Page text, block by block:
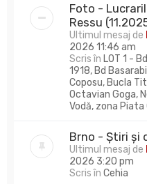
Foto -
Ressu
Ultimul mesaj de
2026 11:46 am
Scris în LOT 1 -
1918, Bd
Coposu, Bucla
Octavian Goga,
Vodă, zona Piata
Brno - Știri și
Ultimul mesaj de
2026 3:20 pm
Scris în Cehia